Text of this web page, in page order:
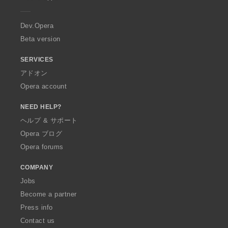
a
Dev.Opera
Beta version
SERVICES
アドオン
Opera account
NEED HELP?
ヘルプ & サポート
Opera ブログ
Opera forums
COMPANY
Jobs
Become a partner
Press info
Contact us